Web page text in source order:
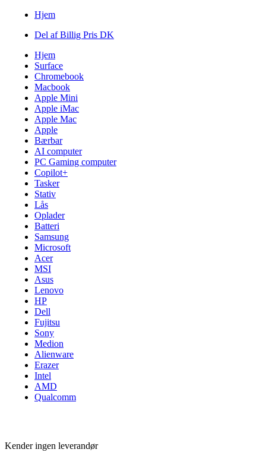
Hjem
Del af Billig Pris DK
Hjem
Surface
Chromebook
Macbook
Apple Mini
Apple iMac
Apple Mac
Apple
Bærbar
AI computer
PC Gaming computer
Copilot+
Tasker
Stativ
Lås
Oplader
Batteri
Samsung
Microsoft
Acer
MSI
Asus
Lenovo
HP
Dell
Fujitsu
Sony
Medion
Alienware
Erazer
Intel
AMD
Qualcomm
Kender ingen leverandør